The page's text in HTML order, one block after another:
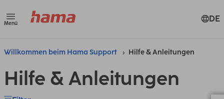
Menü DE
Willkommen beim Hama Support Hilfe & Anleitungen
Hilfe & Anleitungen